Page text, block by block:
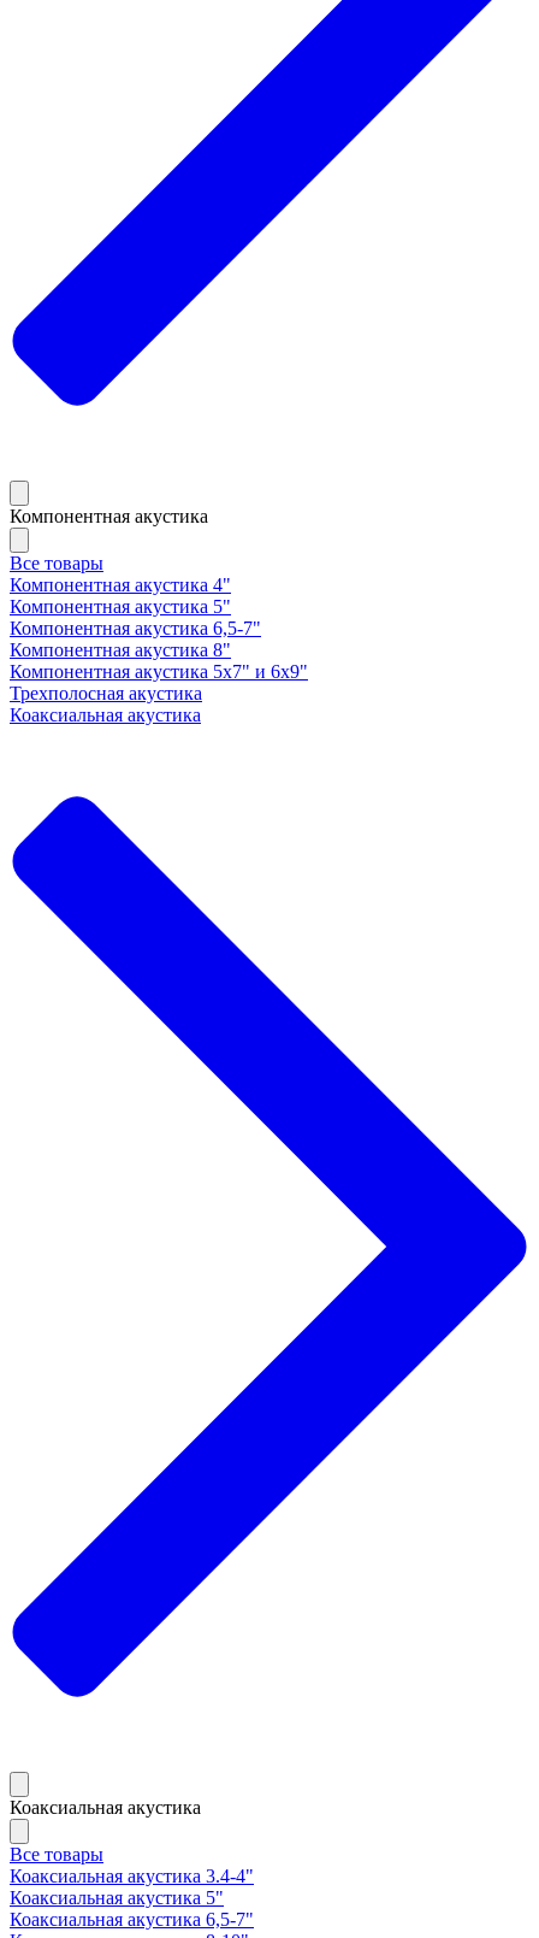
Компонентная акустика
Все товары
Компонентная акустика 4"
Компонентная акустика 5"
Компонентная акустика 6,5-7"
Компонентная акустика 8"
Компонентная акустика 5х7" и 6х9"
Трехполосная акустика
Коаксиальная акустика
Коаксиальная акустика
Все товары
Коаксиальная акустика 3.4-4"
Коаксиальная акустика 5"
Коаксиальная акустика 6,5-7"